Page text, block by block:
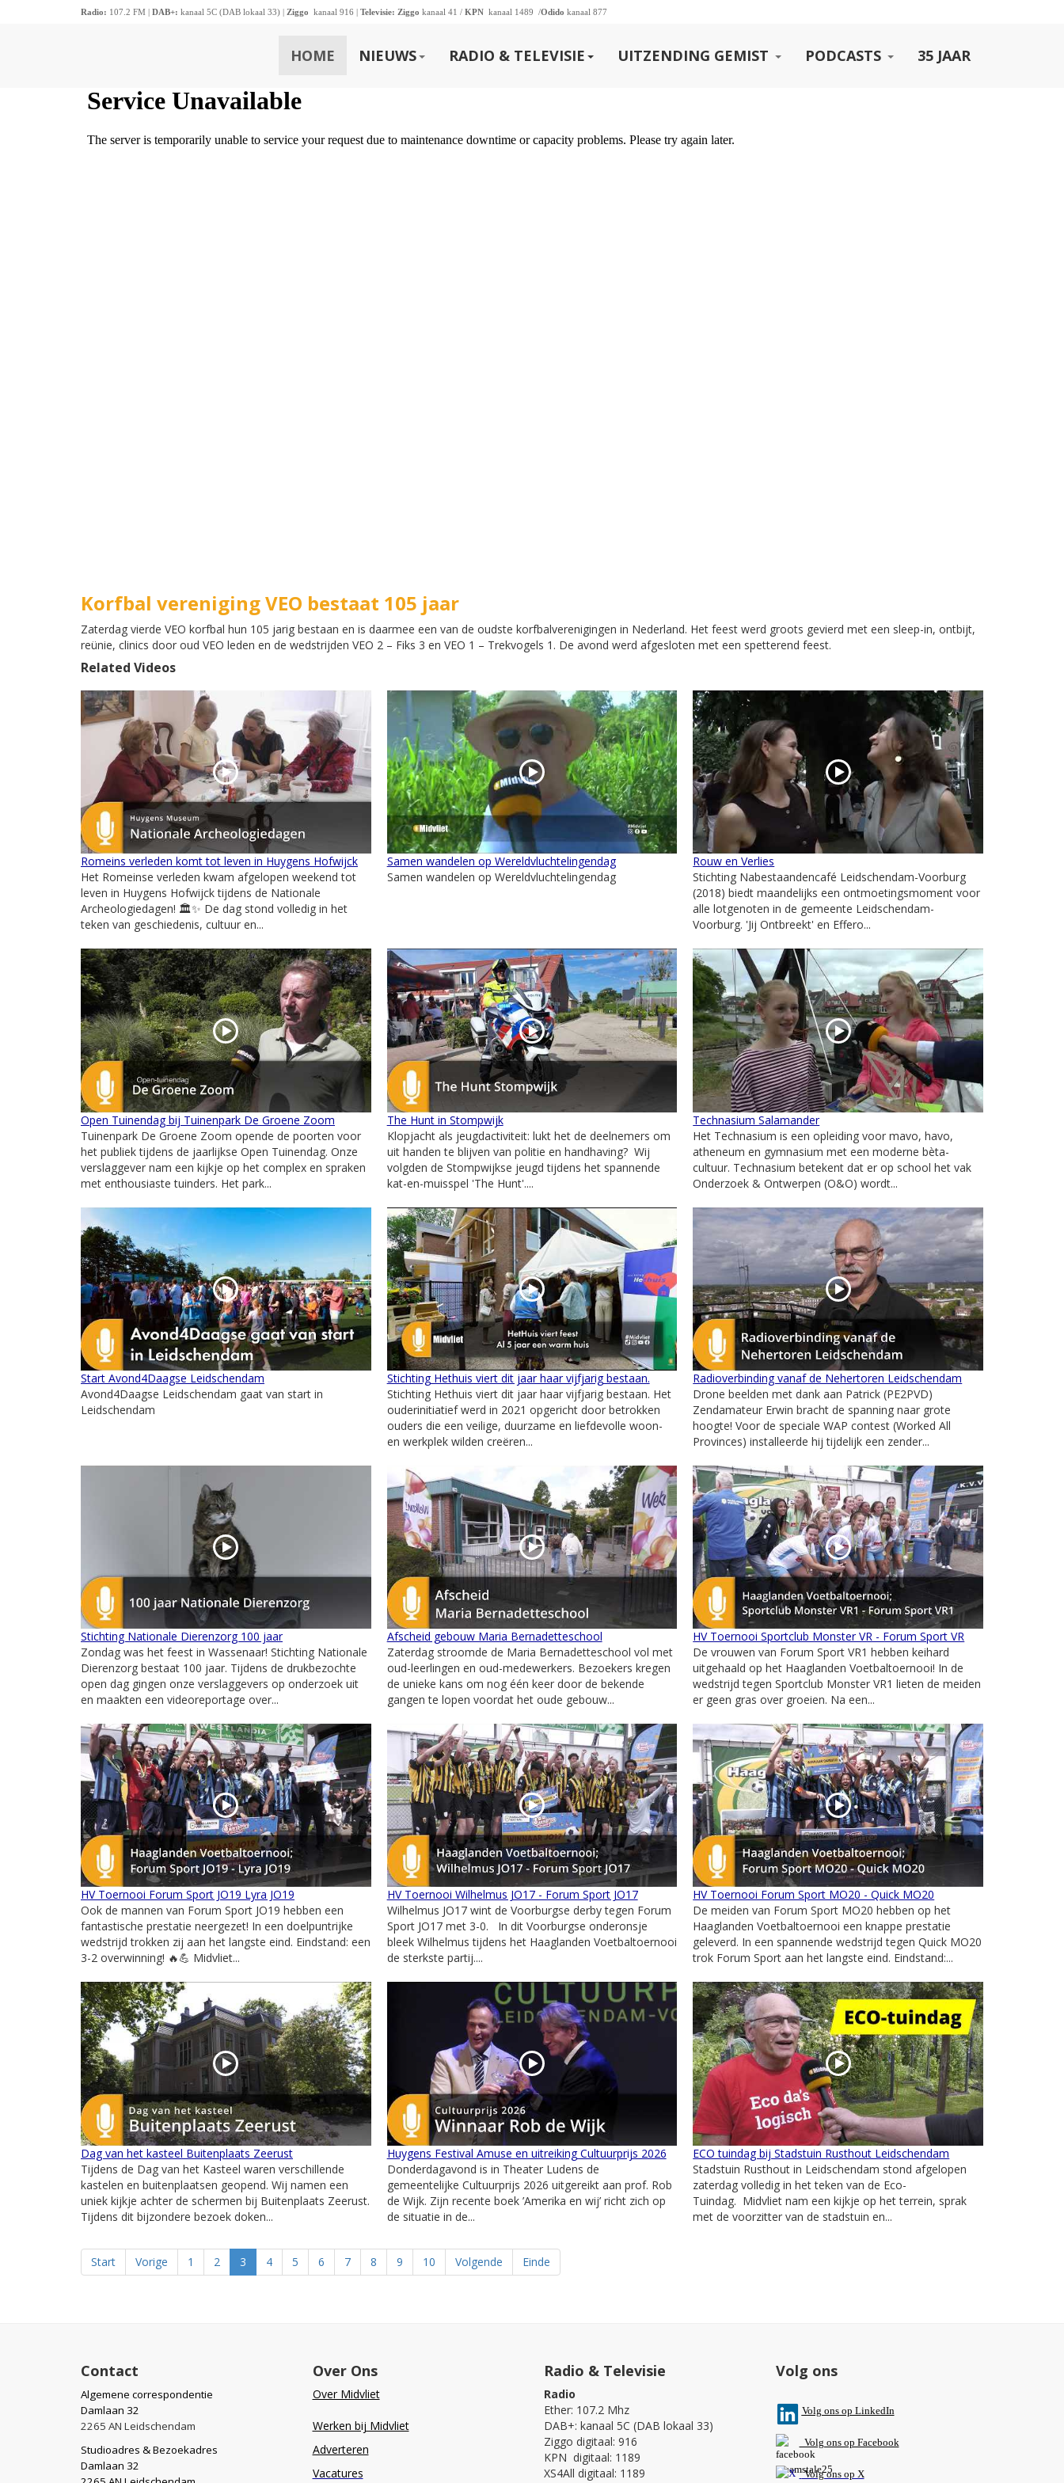
Radio: 107.2 FM | DAB+: kanaal 5C (DAB lokaal 33) | Ziggo kanaal 916 | Televisie: Ziggo kanaal 41 / KPN kanaal 1489 /Odido kanaal 877
HOME NIEUWS RADIO & TELEVISIE UITZENDING GEMIST PODCASTS 35 JAAR
Korfbal vereniging VEO bestaat 105 jaar
Zaterdag vierde VEO korfbal hun 105 jarig bestaan en is daarmee een van de oudste korfbalverenigingen in Nederland. Het feest werd groots gevierd met een sleep-in, ontbijt,
reünie, clinics door oud VEO leden en de wedstrijden VEO 2 – Fiks 3 en VEO 1 – Trekvogels 1. De avond werd afgesloten met een spetterend feest.
Related Videos
Romeins verleden komt tot leven in Huygens Hofwijck
Het Romeinse verleden kwam afgelopen weekend tot
leven in Huygens Hofwijck tijdens de Nationale
Archeologiedagen! 🏛️✨ De dag stond volledig in het
teken van geschiedenis, cultuur en...
Samen wandelen op Wereldvluchtelingendag
Samen wandelen op Wereldvluchtelingendag
Rouw en Verlies
Stichting Nabestaandencafé Leidschendam-Voorburg
(2018) biedt maandelijks een ontmoetingsmoment voor
alle lotgenoten in de gemeente Leidschendam-
Voorburg. 'Jij Ontbreekt' en Effero...
Open Tuinendag bij Tuinenpark De Groene Zoom
Tuinenpark De Groene Zoom opende de poorten voor
het publiek tijdens de jaarlijkse Open Tuinendag. Onze
verslaggever nam een kijkje op het complex en spraken
met enthousiaste tuinders. Het park...
The Hunt in Stompwijk
Klopjacht als jeugdactiviteit: lukt het de deelnemers om
uit handen te blijven van politie en handhaving? Wij
volgden de Stompwijkse jeugd tijdens het spannende
kat-en-muisspel 'The Hunt'....
Technasium Salamander
Het Technasium is een opleiding voor mavo, havo,
atheneum en gymnasium met een moderne bèta-
cultuur. Technasium betekent dat er op school het vak
Onderzoek & Ontwerpen (O&O) wordt...
Start Avond4Daagse Leidschendam
Avond4Daagse Leidschendam gaat van start in
Leidschendam
Stichting Hethuis viert dit jaar haar vijfjarig bestaan.
Stichting Hethuis viert dit jaar haar vijfjarig bestaan. Het
ouderinitiatief werd in 2021 opgericht door betrokken
ouders die een veilige, duurzame en liefdevolle woon-
en werkplek wilden creëren...
Radioverbinding vanaf de Nehertoren Leidschendam
Drone beelden met dank aan Patrick (PE2PVD)
Zendamateur Erwin bracht de spanning naar grote
hoogte! Voor de speciale WAP contest (Worked All
Provinces) installeerde hij tijdelijk een zender...
Stichting Nationale Dierenzorg 100 jaar
Zondag was het feest in Wassenaar! Stichting Nationale
Dierenzorg bestaat 100 jaar. Tijdens de drukbezochte
open dag gingen onze verslaggevers op onderzoek uit
en maakten een videoreportage over...
Afscheid gebouw Maria Bernadetteschool
Zaterdag stroomde de Maria Bernadetteschool vol met
oud-leerlingen en oud-medewerkers. Bezoekers kregen
de unieke kans om nog één keer door de bekende
gangen te lopen voordat het oude gebouw...
HV Toernooi Sportclub Monster VR - Forum Sport VR
De vrouwen van Forum Sport VR1 hebben keihard
uitgehaald op het Haaglanden Voetbaltoernooi! In de
wedstrijd tegen Sportclub Monster VR1 lieten de meiden
er geen gras over groeien. Na een...
HV Toernooi Forum Sport JO19 Lyra JO19
Ook de mannen van Forum Sport JO19 hebben een
fantastische prestatie neergezet! In een doelpuntrijke
wedstrijd trokken zij aan het langste eind. Eindstand: een
3-2 overwinning! 🔥💪 Midvliet...
HV Toernooi Wilhelmus JO17 - Forum Sport JO17
Wilhelmus JO17 wint de Voorburgse derby tegen Forum
Sport JO17 met 3-0. In dit Voorburgse onderonsje
bleek Wilhelmus tijdens het Haaglanden Voetbaltoernooi
de sterkste partij....
HV Toernooi Forum Sport MO20 - Quick MO20
De meiden van Forum Sport MO20 hebben op het
Haaglanden Voetbaltoernooi een knappe prestatie
geleverd. In een spannende wedstrijd tegen Quick MO20
trok Forum Sport aan het langste eind. Eindstand:...
Dag van het kasteel Buitenplaats Zeerust
Tijdens de Dag van het Kasteel waren verschillende
kastelen en buitenplaatsen geopend. Wij namen een
uniek kijkje achter de schermen bij Buitenplaats Zeerust.
Tijdens dit bijzondere bezoek doken...
Huygens Festival Amuse en uitreiking Cultuurprijs 2026
Donderdagavond is in Theater Ludens de
gemeentelijke Cultuurprijs 2026 uitgereikt aan prof. Rob
de Wijk. Zijn recente boek ’Amerika en wij’ richt zich op
de situatie in de...
ECO tuindag bij Stadstuin Rusthout Leidschendam
Stadstuin Rusthout in Leidschendam stond afgelopen
zaterdag volledig in het teken van de Eco-
Tuindag. Midvliet nam een kijkje op het terrein, sprak
met de voorzitter van de stadstuin en...
Start Vorige 1 2 3 4 5 6 7 8 9 10 Volgende Einde
Contact
Algemene correspondentie
Damlaan 32
2265 AN Leidschendam
Studioadres & Bezoekadres
Damlaan 32
Over Ons
Over Midvliet
Werken bij Midvliet
Adverteren
Vacatures
Radio & Televisie
Radio
Ether: 107.2 Mhz
DAB+: kanaal 5C (DAB lokaal 33)
Ziggo digitaal: 916
KPN digitaal: 1189
XS4All digitaal: 1189
Volg ons
Volg ons op LinkedIn
Volg ons op Facebook
Volg ons op X